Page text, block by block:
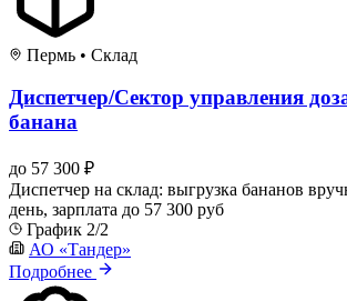
Пермь • Склад
Диспетчер/Сектор управления
банана
до 57 300 ₽
Диспетчер на склад: выгрузка бананов
день, зарплата до 57 300 руб
График 2/2
АО «Тандер»
Подробнее